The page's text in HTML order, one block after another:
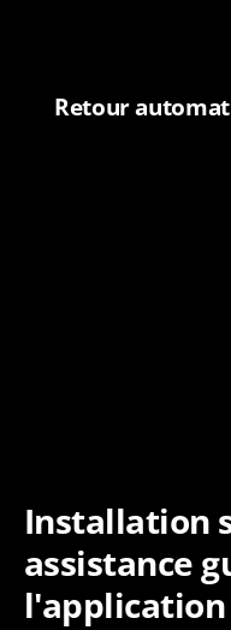
Retour
Installation
assistance
l'application